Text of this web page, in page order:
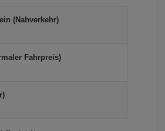
(Nahverkehr)
Fahrpreis)